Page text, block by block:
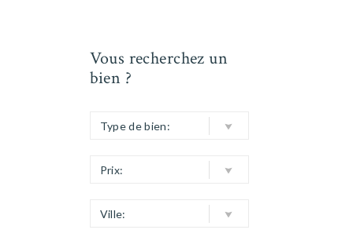
Vous recherchez un
bien ?
Type de bien:
Prix:
Ville: